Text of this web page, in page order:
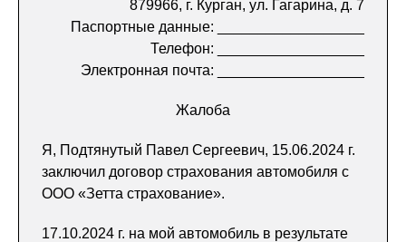
879966, г. Курган, ул. Гагарина, д. 7
Паспортные данные: __________________
Телефон: __________________
Электронная почта: __________________
Жалоба
Я, Подтянутый Павел Сергеевич, 15.06.2024 г.
заключил договор страхования автомобиля с
ООО «Зетта страхование».
17.10.2024 г. на мой автомобиль в результате